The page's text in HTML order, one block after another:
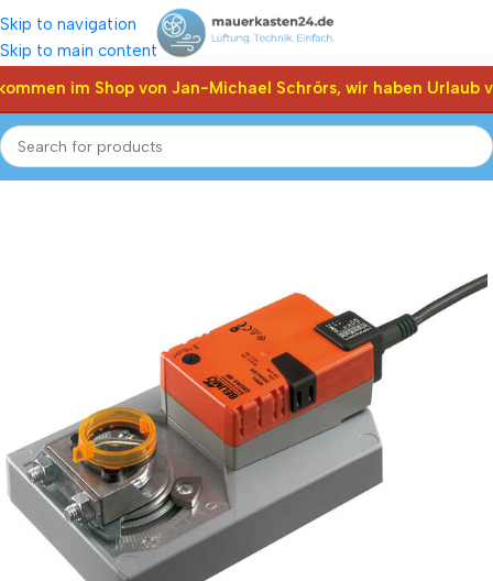
Skip to navigation
Skip to main content
im Shop von Jan-Michael Schrörs, wir haben Urlaub
Start Shop Klappen Stellantriebe, Stellmotor Belimo